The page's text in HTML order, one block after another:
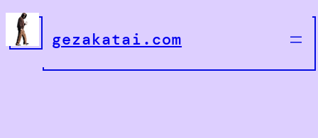
Ugrás
tartalomhozgezakatai.com